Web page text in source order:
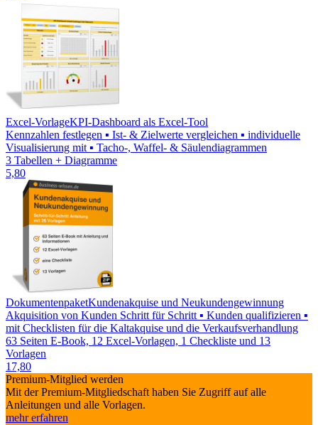
Excel-VorlageKPI-Dashboard als Excel-Tool
Kennzahlen festlegen ▪ Ist- & Zielwerte vergleichen ▪ individuelle
Visualisierung mit ▪ Tacho-, Waffel- & Säulendiagrammen
3 Tabellen + Diagramme
5,80
DokumentenpaketKundenakquise und Neukundengewinnung
Akquisition von Kunden Schritt für Schritt ▪ Kunden qualifizieren ▪
mit Checklisten für die Kaltakquise und die Verkaufsverhandlung
63 Seiten E-Book, 12 Excel-Vorlagen, 1 Checkliste und 13
Vorlagen
17,80
Premium-Mitglied werden
Mit der Premium-Mitgliedschaft haben Sie Zugriff auf alle
Anleitungen und alle Vorlagen.
mehr erfahren